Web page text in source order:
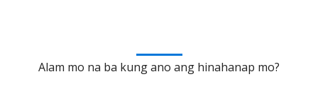
Alam mo na ba kung ano ang hinahanap mo?